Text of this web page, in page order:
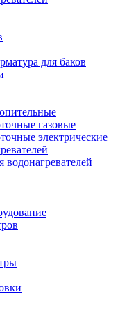
для баков
газовые
электрические